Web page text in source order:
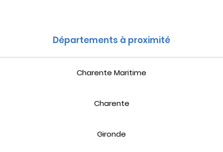
Départements à proximité
Charente Maritime
Charente
Gironde